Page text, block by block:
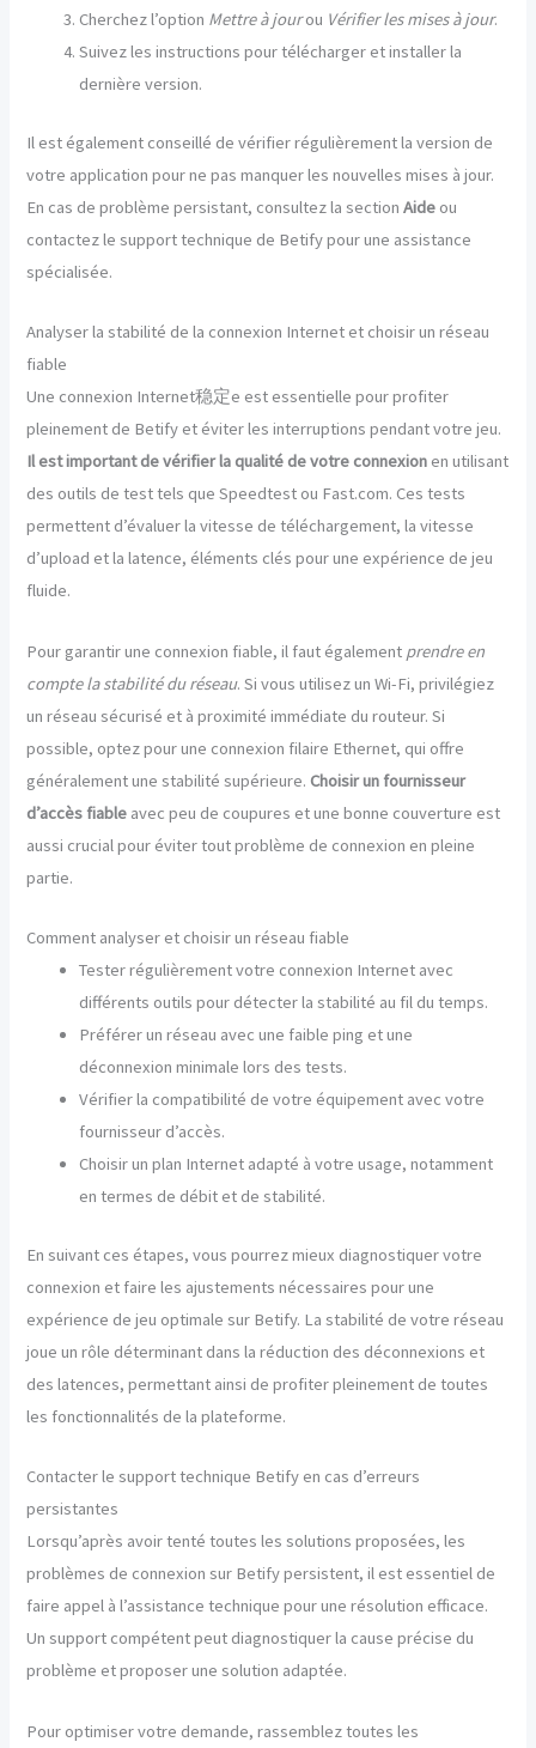
Cherchez l’option Mettre à jourou Vérifier les mises à jour.
Suivez les instructions pour télécharger et installer la
dernière version.
Il est également conseillé de vérifier régulièrement la version de
votre application pour ne pas manquer les nouvelles mises à jour.
En cas de problème persistant, consultez la sectionAide ou
contactez le support technique de Betify pour une assistance
spécialisée.
Analyser la stabilité de la connexion Internet et choisir un réseau
fiable
Une connexion Internet稳定е est essentielle pour profiter
pleinement de Betify et éviter les interruptions pendant votre jeu.
Il est important de vérifier la qualité de votre connexion en utilisant
des outils de test tels que Speedtest ou Fast.com. Ces tests
permettent d’évaluer la vitesse de téléchargement, la vitesse
d’upload et la latence, éléments clés pour une expérience de jeu
fluide.
Pour garantir une connexion fiable, il faut également prendre en
compte la stabilité du réseau. Si vous utilisez un Wi-Fi, privilégiez
un réseau sécurisé et à proximité immédiate du routeur. Si
possible, optez pour une connexion filaire Ethernet, qui offre
généralement une stabilité supérieure. Choisir un fournisseur
d’accès fiable avec peu de coupures et une bonne couverture est
aussi crucial pour éviter tout problème de connexion en pleine
partie.
Comment analyser et choisir un réseau fiable
Tester régulièrement votre connexion Internet avec
différents outils pour détecter la stabilité au fil du temps.
Préférer un réseau avec une faible ping et une
déconnexion minimale lors des tests.
Vérifier la compatibilité de votre équipement avec votre
fournisseur d’accès.
Choisir un plan Internet adapté à votre usage, notamment
en termes de débit et de stabilité.
En suivant ces étapes, vous pourrez mieux diagnostiquer votre
connexion et faire les ajustements nécessaires pour une
expérience de jeu optimale sur Betify. La stabilité de votre réseau
joue un rôle déterminant dans la réduction des déconnexions et
des latences, permettant ainsi de profiter pleinement de toutes
les fonctionnalités de la plateforme.
Contacter le support technique Betify en cas d’erreurs
persistantes
Lorsqu’après avoir tenté toutes les solutions proposées, les
problèmes de connexion sur Betify persistent, il est essentiel de
faire appel à l’assistance technique pour une résolution efficace.
Un support compétent peut diagnostiquer la cause précise du
problème et proposer une solution adaptée.
Pour optimiser votre demande, rassemblez toutes les